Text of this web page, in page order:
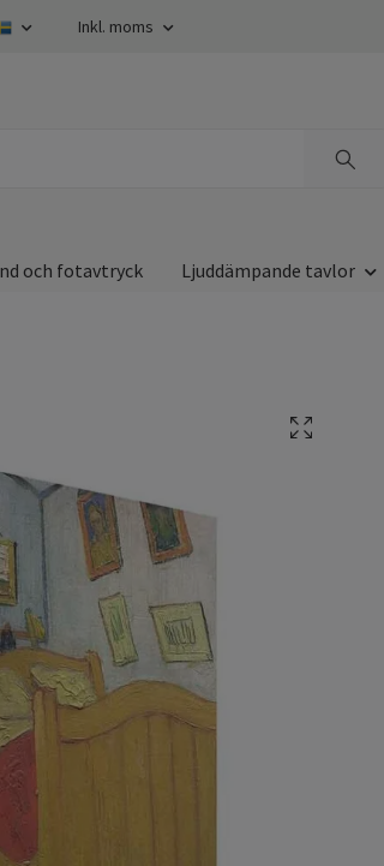
Inkl. moms
och fotavtryck Ljuddämpande tavlor